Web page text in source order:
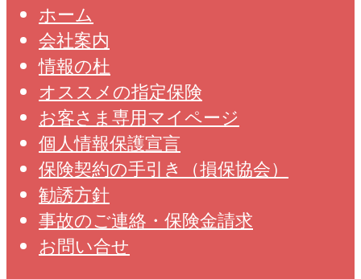
ホーム
会社案内
情報の杜
オススメの指定保険
お客さま専用マイページ
個人情報保護宣言
保険契約の手引き（損保協会）
勧誘方針
事故のご連絡・保険金請求
お問い合せ